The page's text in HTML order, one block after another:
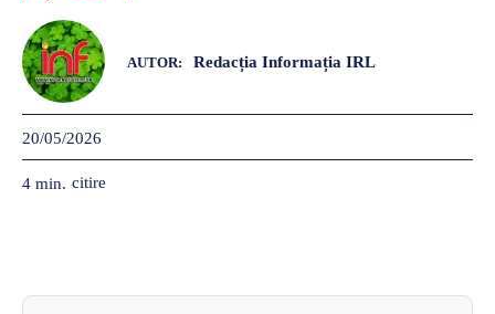
AUTOR: Redacția Informația IRL
20/05/2026
4 min. citire